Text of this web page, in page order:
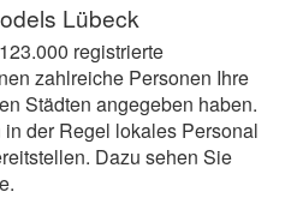
Lübeck
registrierte
zahlreiche Personen Ihre
Städten angegeben haben.
der Regel lokales Personal
Dazu sehen Sie